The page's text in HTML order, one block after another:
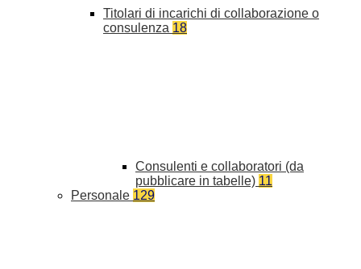
Titolari di incarichi di collaborazione o
consulenza 18
Consulenti e collaboratori (da
pubblicare in tabelle) 11
Personale 129